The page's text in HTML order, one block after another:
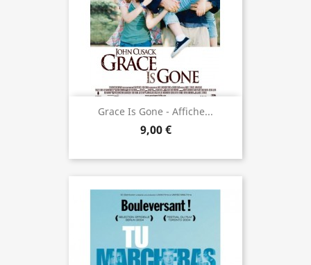
Grace Is Gone - Affiche...
9,00 €